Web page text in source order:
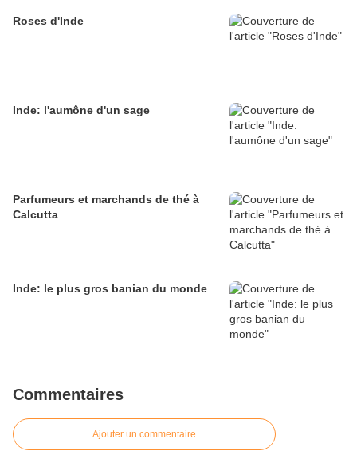
Roses d'Inde
Inde: l'aumône d'un sage
Parfumeurs et marchands de thé à
Calcutta
Inde: le plus gros banian du monde
Commentaires
Ajouter un commentaire